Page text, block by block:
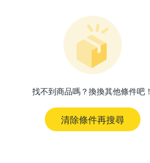
找不到商品嗎？換換其他條件吧！
清除條件再搜尋